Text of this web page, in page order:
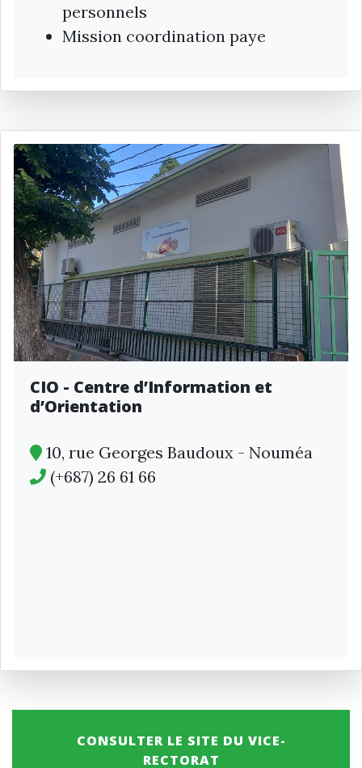
personnels
Mission coordination paye
CIO - Centre d’Information et
d’Orientation
10, rue Georges Baudoux - Nouméa
(+687) 26 61 66
CONSULTER LE SITE DU VICE-
RECTORAT